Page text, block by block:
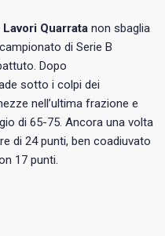
Quarrata non sbaglia
di Serie B
Dopo
sotto i colpi dei
nell’ultima frazione e
di 65-75. Ancora una volta
di 24 punti, ben coadiuvato
17 punti.